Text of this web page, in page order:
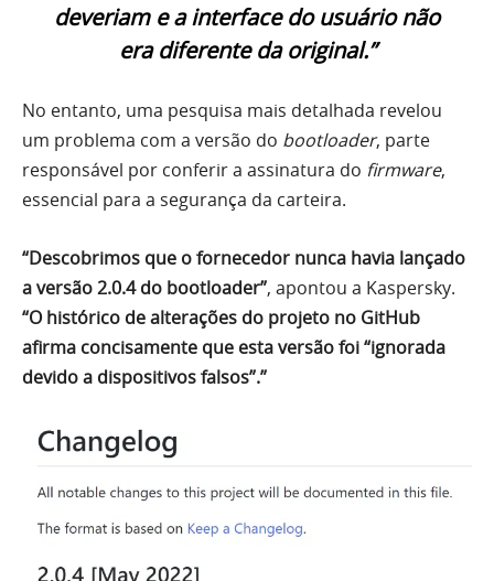
deveriam e a interface do usuário não
era diferente da original.”
No entanto, uma pesquisa mais detalhada revelou
um problema com a versão do bootloader, parte
responsável por conferir a assinatura do firmware,
essencial para a segurança da carteira.
“Descobrimos que o fornecedor nunca havia lançado
a versão 2.0.4 do bootloader”, apontou a Kaspersky.
“O histórico de alterações do projeto no GitHub
afirma concisamente que esta versão foi “ignorada
devido a dispositivos falsos”.”